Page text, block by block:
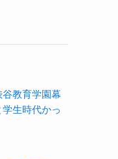
教育学園幕
生時代かっ